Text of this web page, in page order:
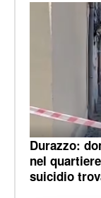
Durazzo:
nel
suicidio